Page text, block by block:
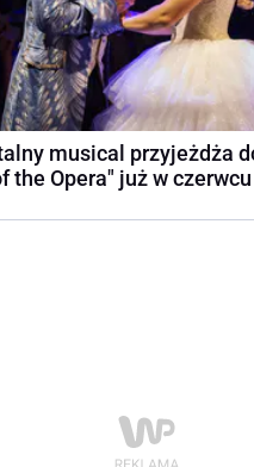
musical przyjeżdża
the Opera" już w